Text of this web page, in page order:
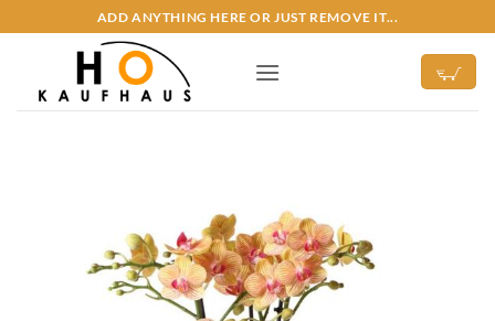
Inhalt
ADD ANYTHING HERE OR JUST REMOVE IT...